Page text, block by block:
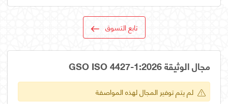
تابع التسوق
مجال الوثيقة GSO ISO 4427-1:2026
لم يتم توفير المجال لهذه المواصفة